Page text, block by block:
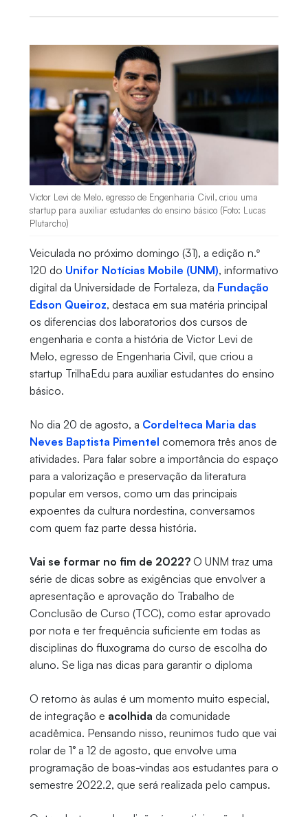
Victor Levi de Melo, egresso de Engenharia Civil, criou uma
startup para auxiliar estudantes do ensino básico (Foto: Lucas
Plutarcho)
Veiculada no próximo domingo (31), a edição n.º
120 do Unifor Notícias Mobile (UNM), informativo
digital da Universidade de Fortaleza, da Fundação
Edson Queiroz, destaca em sua matéria principal
os diferencias dos laboratorios dos cursos de
engenharia e conta a história de Victor Levi de
Melo, egresso de Engenharia Civil, que criou a
startup TrilhaEdu para auxiliar estudantes do ensino
básico.
No dia 20 de agosto, a Cordelteca Maria das
Neves Baptista Pimentel comemora três anos de
atividades. Para falar sobre a importância do espaço
para a valorização e preservação da literatura
popular em versos, como um das principais
expoentes da cultura nordestina, conversamos
com quem faz parte dessa história.
Vai se formar no fim de 2022? O UNM traz uma
série de dicas sobre as exigências que envolver a
apresentação e aprovação do Trabalho de
Conclusão de Curso (TCC), como estar aprovado
por nota e ter frequência suficiente em todas as
disciplinas do fluxograma do curso de escolha do
aluno. Se liga nas dicas para garantir o diploma
O retorno às aulas é um momento muito especial,
de integração e acolhida da comunidade
acadêmica. Pensando nisso, reunimos tudo que vai
rolar de 1° a 12 de agosto, que envolve uma
programação de boas-vindas aos estudantes para o
semestre 2022.2, que será realizada pelo campus.